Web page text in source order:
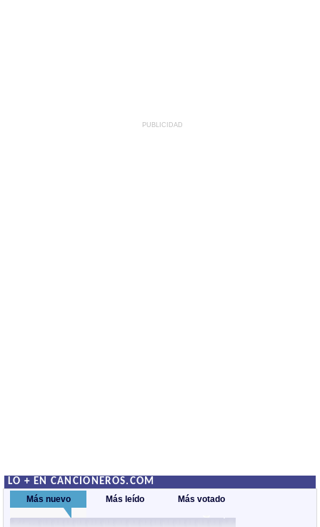
PUBLICIDAD
LO + EN CANCIONEROS.COM
Más nuevo Más leído Más votado